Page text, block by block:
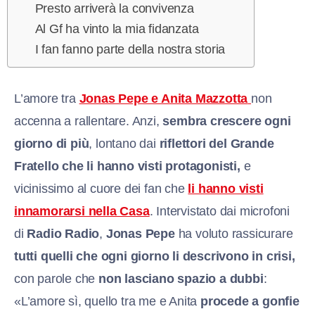
Presto arriverà la convivenza
Al Gf ha vinto la mia fidanzata
I fan fanno parte della nostra storia
L’amore tra Jonas Pepe e Anita Mazzotta non
accenna a rallentare. Anzi,sembra crescere ogni
giorno di più, lontano dai riflettori del Grande
Fratello che li hanno visti protagonisti, e
vicinissimo al cuore dei fan che li hanno visti
innamorarsi nella Casa. Intervistato dai microfoni
di Radio Radio, Jonas Pepeha voluto rassicurare
tutti quelli che ogni giorno li descrivono in crisi,
con parole che non lasciano spazio a dubbi:
«L’amore sì, quello tra me e Anita procede a gonfie